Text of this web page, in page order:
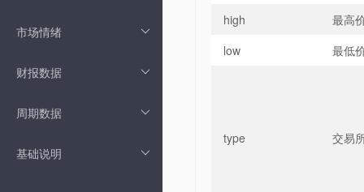
市场情绪
财报数据
周期数据
基础说明
high
最高
low
最低
type 交易